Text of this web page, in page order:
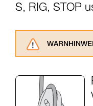
S, RIG, STOP
aufmerksam
ziehen. Um
verstehen zu